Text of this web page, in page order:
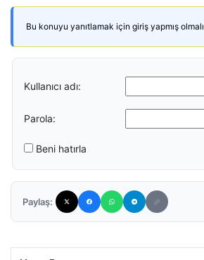
Bu konuyu yanıtlamak için giriş yapmış
Kullanıcı adı:
Parola:
Beni hatırla
Paylaş: